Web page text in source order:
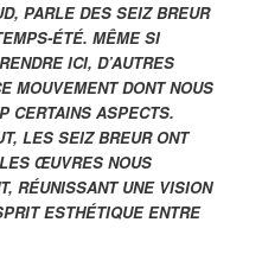
PARLE DES SEIZ BREUR
ÉTÉ. MÊME SI
ICI, D’AUTRES
MOUVEMENT DONT NOUS
CERTAINS ASPECTS.
LES SEIZ BREUR ONT
ŒUVRES NOUS
RÉUNISSANT UNE VISION
ESTHÉTIQUE ENTRE